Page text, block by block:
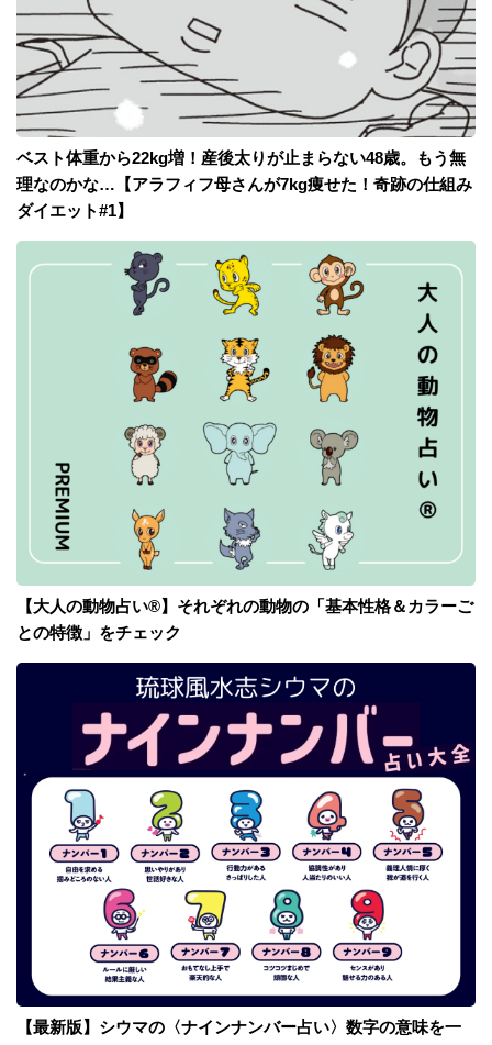
ベスト体重から22kg増！産後太りが止まらない48歳。もう無
理なのかな…【アラフィフ母さんが7kg痩せた！奇跡の仕組み
ダイエット#1】
【大人の動物占い®】それぞれの動物の「基本性格＆カラーご
との特徴」をチェック
【最新版】シウマの〈ナインナンバー占い〉数字の意味を一